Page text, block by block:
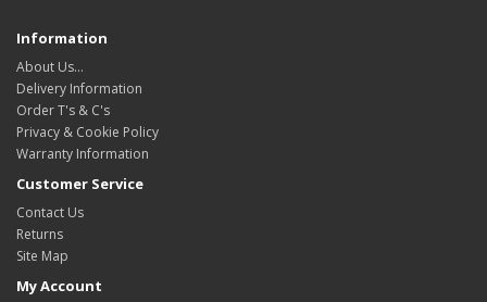
Information
About Us…
Delivery Information
Order T's & C's
Privacy & Cookie Policy
Warranty Information
Customer Service
Contact Us
Returns
Site Map
My Account